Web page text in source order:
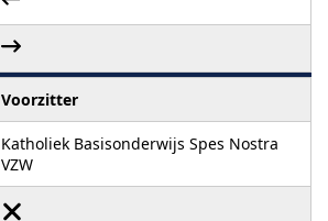
Voorzitter
Katholiek Basisonderwijs Spes Nostra
VZW